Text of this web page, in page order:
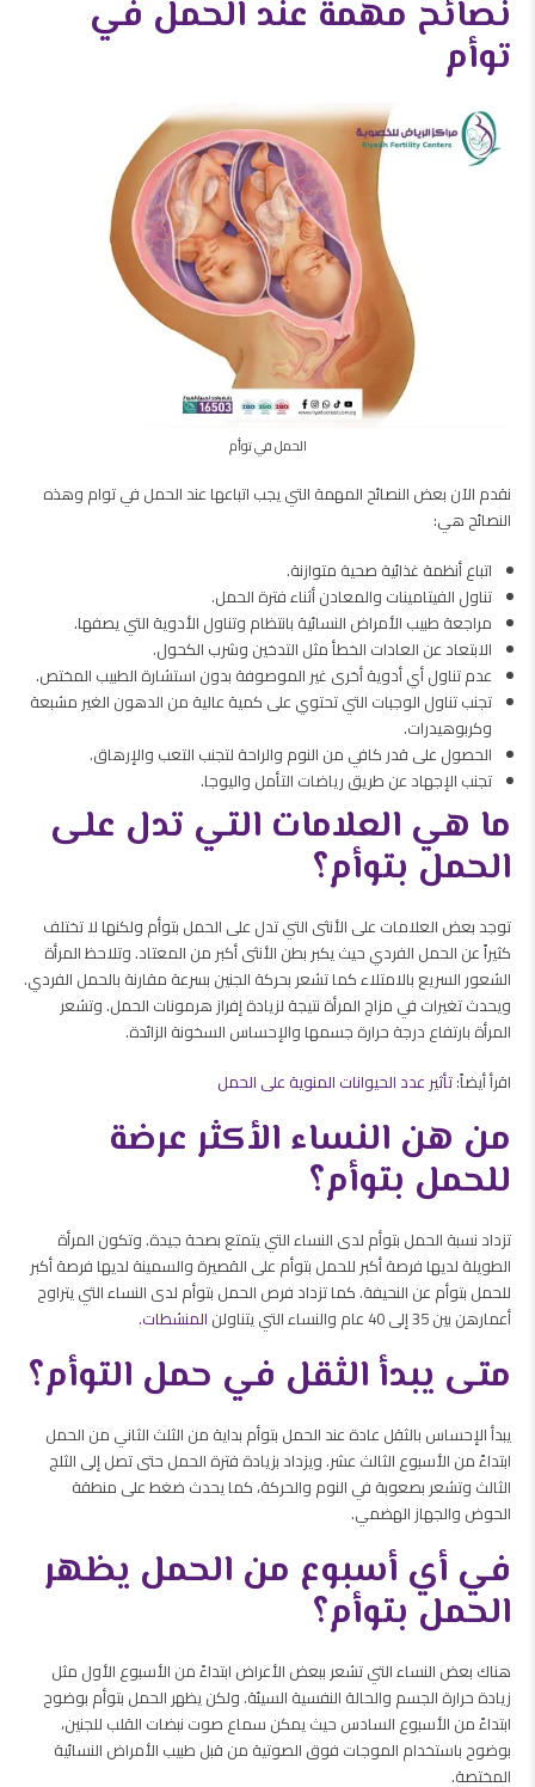
نصائح مهمة عند الحمل في
توأم
الحمل في توأم
نقدم الآن بعض النصائح المهمة التي يجب اتباعها عند الحمل في توام وهذه
النصائح هي:
اتباع أنظمة غذائية صحية متوازنة.
تناول الفيتامينات والمعادن أثناء فترة الحمل.
مراجعة طبيب الأمراض النسائية بانتظام وتناول الأدوية التي يصفها.
الابتعاد عن العادات الخطأ مثل التدخين وشرب الكحول.
عدم تناول أي أدوية أخرى غير الموصوفة بدون استشارة الطبيب المختص.
تجنب تناول الوجبات التي تحتوي على كمية عالية من الدهون الغير مشبعة
وكربوهيدرات.
الحصول على قدر كافي من النوم والراحة لتجنب التعب والإرهاق.
تجنب الإجهاد عن طريق رياضات التأمل واليوجا.
ما هي العلامات التي تدل على
الحمل بتوأم؟
توجد بعض العلامات على الأنثى التي تدل على الحمل بتوأم ولكنها لا تختلف
كثيراً عن الحمل الفردي حيث يكبر بطن الأنثى أكبر من المعتاد. وتلاحظ المرأة
الشعور السريع بالامتلاء كما تشعر بحركة الجنين بسرعة مقارنة بالحمل الفردي.
ويحدث تغيرات في مزاج المرأة نتيجة لزيادة إفراز هرمونات الحمل. وتشعر
المرأة بارتفاع درجة حرارة جسمها والإحساس السخونة الزائدة.
اقرأ أيضاً:تأثير عدد الحيوانات المنوية على الحمل
من هن النساء الأكثر عرضة
للحمل بتوأم؟
تزداد نسبة الحمل بتوأم لدى النساء التي يتمتع بصحة جيدة. وتكون المرأة
الطويلة لديها فرصة أكبر للحمل بتوأم على القصيرة والسمينة لديها فرصة أكبر
للحمل بتوأم عن النحيفة. كما تزداد فرص الحمل بتوأم لدى النساء التي يتراوح
أعمارهن بين 35 إلى 40 عام والنساء التي يتناولن
المنشطات.
متى يبدأ الثقل في حمل التوأم؟
يبدأ الإحساس بالثقل عادة عند الحمل بتوأم بداية من الثلث الثاني من الحمل
ابتداءً من الأسبوع الثالث عشر. ويزداد بزيادة فترة الحمل حتى تصل إلى الثلج
الثالث وتشعر بصعوبة في النوم والحركة، كما يحدث ضغط على منطقة
الحوض والجهاز الهضمي.
في أي أسبوع من الحمل يظهر
الحمل بتوأم؟
هناك بعض النساء التي تشعر ببعض الأعراض ابتداءً من الأسبوع الأول مثل
زيادة حرارة الجسم والحالة النفسية السيئة. ولكن يظهر الحمل بتوأم بوضوح
ابتداءً من الأسبوع السادس حيث يمكن سماع صوت نبضات القلب للجنين،
بوضوح باستخدام الموجات فوق الصوتية من قبل طبيب الأمراض النسائية
المختصة.